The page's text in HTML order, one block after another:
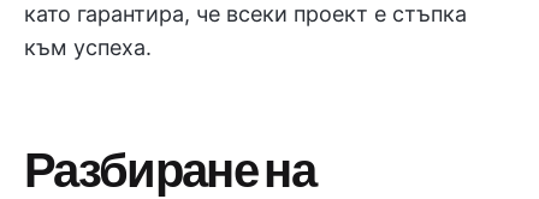
като гарантира, че всеки проект е стъпка
към успеха.
Разбиране на